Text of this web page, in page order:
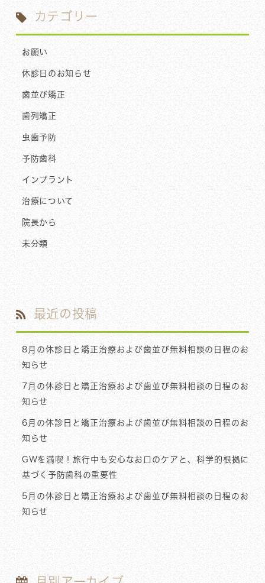
カテゴリー
お願い
休診日のお知らせ
歯並び矯正
歯列矯正
虫歯予防
予防歯科
インプラント
治療について
院長から
未分類
最近の投稿
8月の休診日と矯正治療および歯並び無料相談の日程のお
知らせ
7月の休診日と矯正治療および歯並び無料相談の日程のお
知らせ
6月の休診日と矯正治療および歯並び無料相談の日程のお
知らせ
GWを満喫！旅行中も安心なお口のケアと、科学的根拠に
基づく予防歯科の重要性
5月の休診日と矯正治療および歯並び無料相談の日程のお
知らせ